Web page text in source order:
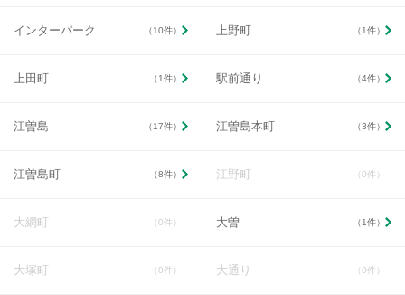
インターパーク （10件） 上野町 （1件）
上田町 （1件） 駅前通り （4件）
江曽島 （17件） 江曽島本町 （3件）
江曽島町 （8件） 江野町 （0件）
大網町 （0件） 大曽 （1件）
大塚町 （0件） 大通り （0件）